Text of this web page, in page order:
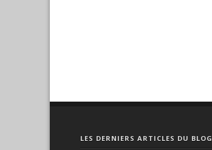
LES DERNIERS ARTICLES DU BLOG